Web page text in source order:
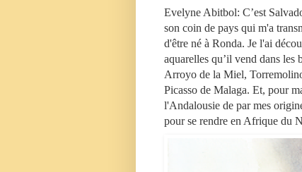
Evelyne Abitbol: C’est
son coin de pays qui m'a
d'être né à Ronda. Je l'ai
aquarelles qu’il vend dans
Arroyo de la Miel,
Picasso de Malaga. Et, pour
l'Andalousie de par mes
pour se rendre en Afrique du